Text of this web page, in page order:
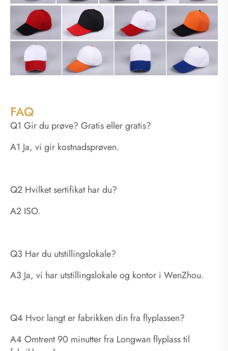
FAQ
Q1 Gir du prøve? Gratis eller gratis?
A1 Ja, vi gir kostnadsprøven.
Q2 Hvilket sertifikat har du?
A2 ISO.
Q3 Har du utstillingslokale?
A3 Ja, vi har utstillingslokale og kontor i WenZhou.
Q4 Hvor langt er fabrikken din fra flyplassen?
A4 Omtrent 90 minutter fra Longwan flyplass til